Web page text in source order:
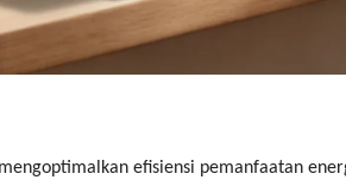
efisiensi pemanfaatan